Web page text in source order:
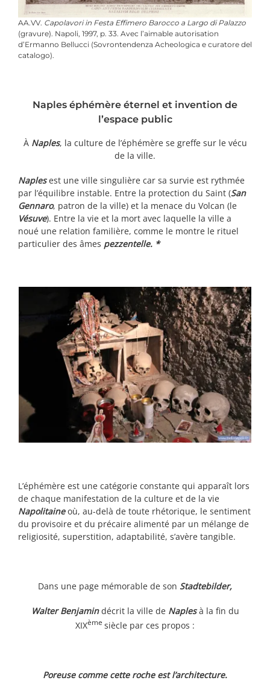
AA.VV. Capolavori in Festa Effimero Barocco a Largo di Palazzo
(gravure). Napoli, 1997, p. 33. Avec l’aimable autorisation
d’Ermanno Bellucci (Sovrontendenza Acheologica e curatore del
catalogo).
Naples éphémère éternel et invention de
l’espace public
À Naples, la culture de l’éphémère se greffe sur le vécu
de la ville.
Naplesest une ville singulière car sa survie est rythmée
par l’équilibre instable. Entre la protection du Saint (San
Gennaro, patron de la ville) et la menace du Volcan (le
Vésuve). Entre la vie et la mort avec laquelle la ville a
noué une relation familière, comme le montre le rituel
particulier des âmes pezzentelle. *
L’éphémère est une catégorie constante qui apparaît lors
de chaque manifestation de la culture et de la vie
Napolitaineoù, au-delà de toute rhétorique, le sentiment
du provisoire et du précaire alimenté par un mélange de
religiosité, superstition, adaptabilité, s’avère tangible.
Dans une page mémorable de son Stadtebilder,
Walter Benjamin décrit la ville de Naplesà la fin du
XIXème siècle par ces propos :
Poreuse comme cette roche est l’architecture.